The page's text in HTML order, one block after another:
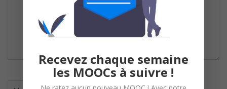
Recevez chaque semaine
les MOOCs à suivre !